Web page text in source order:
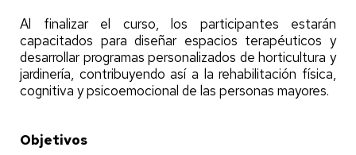
Al finalizar el curso, los participantes estarán
capacitados para diseñar espacios terapéuticos y
desarrollar programas personalizados de horticultura y
jardinería, contribuyendo así a la rehabilitación física,
cognitiva y psicoemocional de las personas mayores.
Objetivos